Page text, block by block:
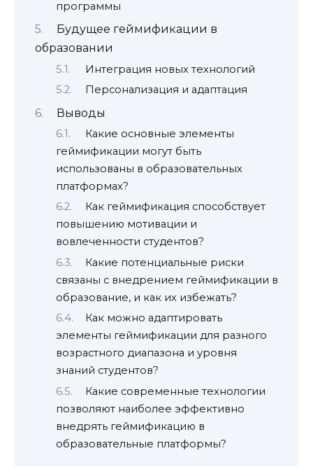
программы
Будущее геймификации в
образовании
Интеграция новых технологий
Персонализация и адаптация
Выводы
Какие основные элементы
геймификации могут быть
использованы в образовательных
платформах?
Как геймификация способствует
повышению мотивации и
вовлеченности студентов?
Какие потенциальные риски
связаны с внедрением геймификации в
образование, и как их избежать?
Как можно адаптировать
элементы геймификации для разного
возрастного диапазона и уровня
знаний студентов?
Какие современные технологии
позволяют наиболее эффективно
внедрять геймификацию в
образовательные платформы?